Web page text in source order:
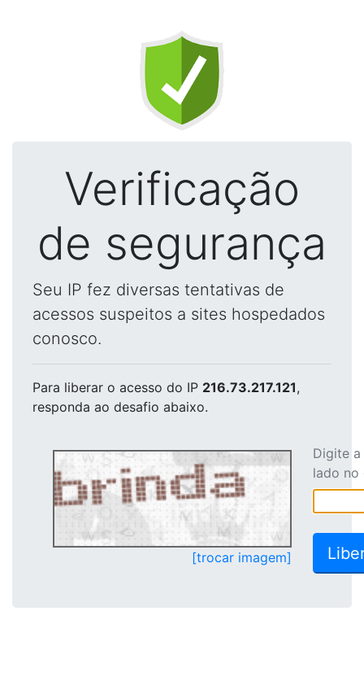
Verificação
de segurança
Seu IP fez diversas tentativas de
acessos suspeitos a sites hospedados
conosco.
Para liberar o acesso do IP 216.73.217.121,
responda ao desafio abaixo.
[trocar imagem]
Digite
lado no